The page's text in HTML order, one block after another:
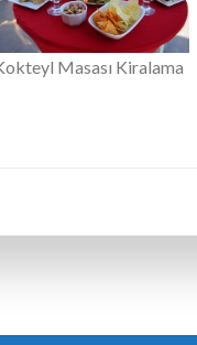
Masası Kiralama